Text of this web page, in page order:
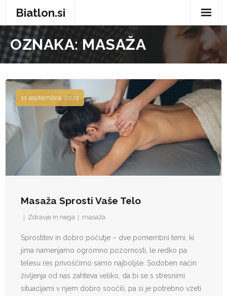
Biatlon.si
Domov
Zdravje in nega
Storitve
Trgovina
Vse za dom
Zabava in prosti čas
Avtomobilizem
Moda
OZNAKA:MASAŽA
Masaža Sprosti Vaše Telo
11 septembra, 2021
Zdravje in nega masaža
Sprostitev in dobro počutje – dve pomembni temi, ki
jima namenjamo ogromno pozornosti, le redko pa
telesu res privoščimo samo najboljše. Sodoben način
življenja od nas zahteva veliko, da bi se s stresnimi
situacijami v njem dobro soočili, pa si je potrebno vzeti